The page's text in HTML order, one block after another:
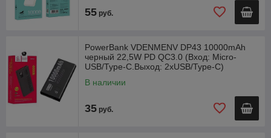
55 руб.
PowerBank VDENMENV DP43 10000mAh
черный 22,5W PD QC3.0 (Вход: Micro-
USB/Type-C.Выход: 2xUSB/Type-C)
В наличии
35 руб.